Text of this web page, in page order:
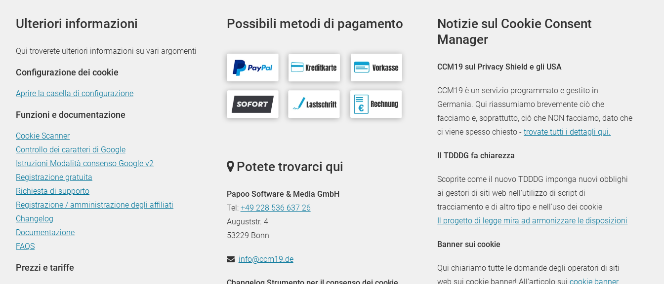
Ulteriori informazioni
Qui troverete ulteriori informazioni su vari argomenti
Configurazione dei cookie
Aprire la casella di configurazione
Funzioni e documentazione
Cookie Scanner
Controllo dei caratteri di Google
Istruzioni Modalità consenso Google v2
Registrazione gratuita
Richiesta di supporto
Registrazione / amministrazione degli affiliati
Changelog
Documentazione
FAQS
Prezzi e tariffe
Possibili metodi di pagamento
Potete trovarci qui
Papoo Software & Media GmbH
Tel: +49 228 536 637 26
Auguststr. 4
53229 Bonn
info@ccm19.de
Notizie sul Cookie Consent
Manager
CCM19 sul Privacy Shield e gli USA
CCM19 è un servizio programmato e gestito in
Germania. Qui riassumiamo brevemente ciò che
facciamo e, soprattutto, ciò che NON facciamo, dato che
ci viene spesso chiesto -trovate tutti i dettagli qui.
Il TDDDG fa chiarezza
Scoprite come il nuovo TDDDG imponga nuovi obblighi
ai gestori di siti web nell'utilizzo di script di
tracciamento e di altro tipo e nell'uso dei cookie
Il progetto di legge mira ad armonizzare le disposizioni
Banner sui cookie
Qui chiariamo tutte le domande degli operatori di siti
web sui cookie banner! All'articolo suicookie banner